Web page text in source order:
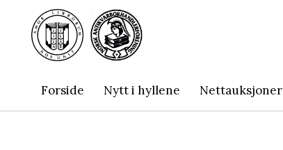
Forside Nytt i hyllene Nettauksjoner